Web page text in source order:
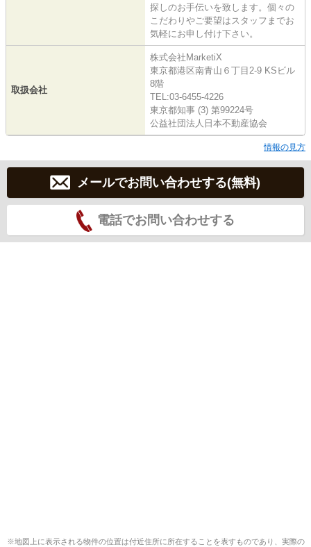
探しのお手伝いを致します。個々の
こだわりやご要望はスタッフまでお
気軽にお申し付け下さい。
取扱会社
株式会社MarketiX
東京都港区南青山６丁目2-9 KSビル
8階
TEL:03-6455-4226
東京都知事 (3) 第99224号
公益社団法人日本不動産協会
情報の見方
メールでお問い合わせする(無料)
電話でお問い合わせする
※地図上に表示される物件の位置は付近住所に所在することを表すものであり、実際の